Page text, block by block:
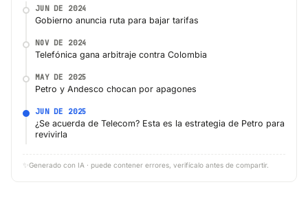
JUN DE 2024
Gobierno anuncia ruta para bajar tarifas
NOV DE 2024
Telefónica gana arbitraje contra Colombia
MAY DE 2025
Petro y Andesco chocan por apagones
JUN DE 2025
¿Se acuerda de Telecom? Esta es la estrategia de Petro para
revivirla
✨ Generado con IA · puede contener errores, verifícalo antes de compartir.